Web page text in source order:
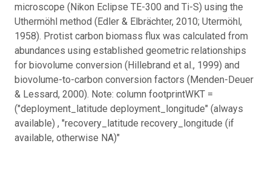
microscope (Nikon Eclipse TE-300 and Ti-S) using the
Uthermöhl method (Edler & Elbrächter, 2010; Utermöhl,
1958). Protist carbon biomass flux was calculated from
abundances using established geometric relationships
for biovolume conversion (Hillebrand et al., 1999) and
biovolume-to-carbon conversion factors (Menden-Deuer
& Lessard, 2000). Note: column footprintWKT =
("deployment_latitude deployment_longitude" (always
available) , "recovery_latitude recovery_longitude (if
available, otherwise NA)"